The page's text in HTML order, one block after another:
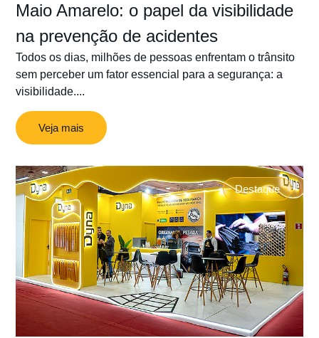
Maio Amarelo: o papel da visibilidade
na prevenção de acidentes
Todos os dias, milhões de pessoas enfrentam o trânsito
sem perceber um fator essencial para a segurança: a
visibilidade....
Veja mais
Destaque